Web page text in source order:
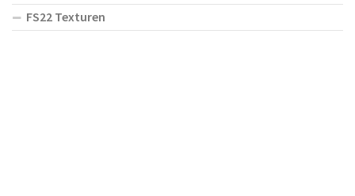
FS22 Texturen